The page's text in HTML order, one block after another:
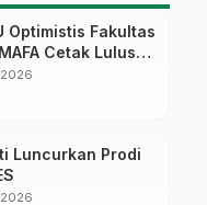
Optimistis Fakultas
Cetak Lulusan
Masyarakat
Luncurkan Prodi